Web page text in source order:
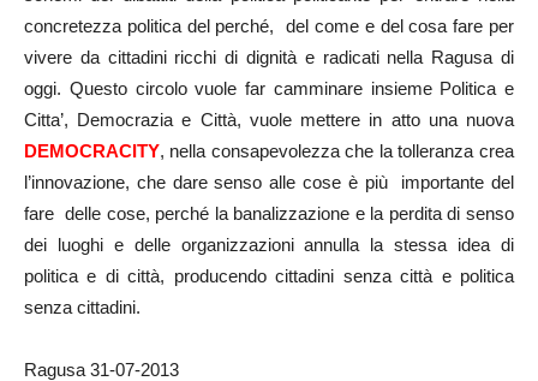
concretezza politica del perché, del come e del cosa fare per
vivere da cittadini ricchi di dignità e radicati nella Ragusa di
oggi. Questo circolo vuole far camminare insieme Politica e
Citta’, Democrazia e Città, vuole mettere in atto una nuova
DEMOCRACITY, nella consapevolezza che la tolleranza crea
l’innovazione, che dare senso alle cose è più importante del
fare delle cose, perché la banalizzazione e la perdita di senso
dei luoghi e delle organizzazioni annulla la stessa idea di
politica e di città, producendo cittadini senza città e politica
senza cittadini.
Ragusa 31-07-2013